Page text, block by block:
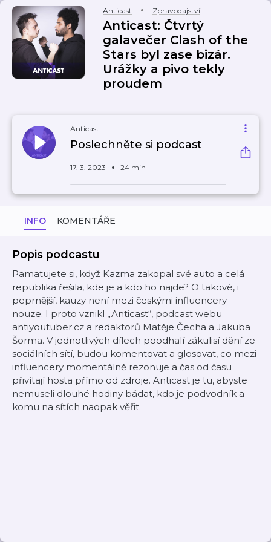
Anticast Zpravodajství
Anticast: Čtvrtý
galavečer Clash of the
Stars byl zase bizár.
Urážky a pivo tekly
proudem
Anticast
Poslechněte si podcast
17. 3. 2023 24 min
INFO KOMENTÁŘE
Popis podcastu
Pamatujete si, když Kazma zakopal své auto a celá
republika řešila, kde je a kdo ho najde? O takové, i
peprnější, kauzy není mezi českými influencery
nouze. I proto vznikl „Anticast“, podcast webu
antiyoutuber.cz a redaktorů Matěje Čecha a Jakuba
Šorma. V jednotlivých dílech poodhalí zákulisí dění ze
sociálních sítí, budou komentovat a glosovat, co mezi
influencery momentálně rezonuje a čas od času
přivítají hosta přímo od zdroje. Anticast je tu, abyste
nemuseli dlouhé hodiny bádat, kdo je podvodník a
komu na sítích naopak věřit.